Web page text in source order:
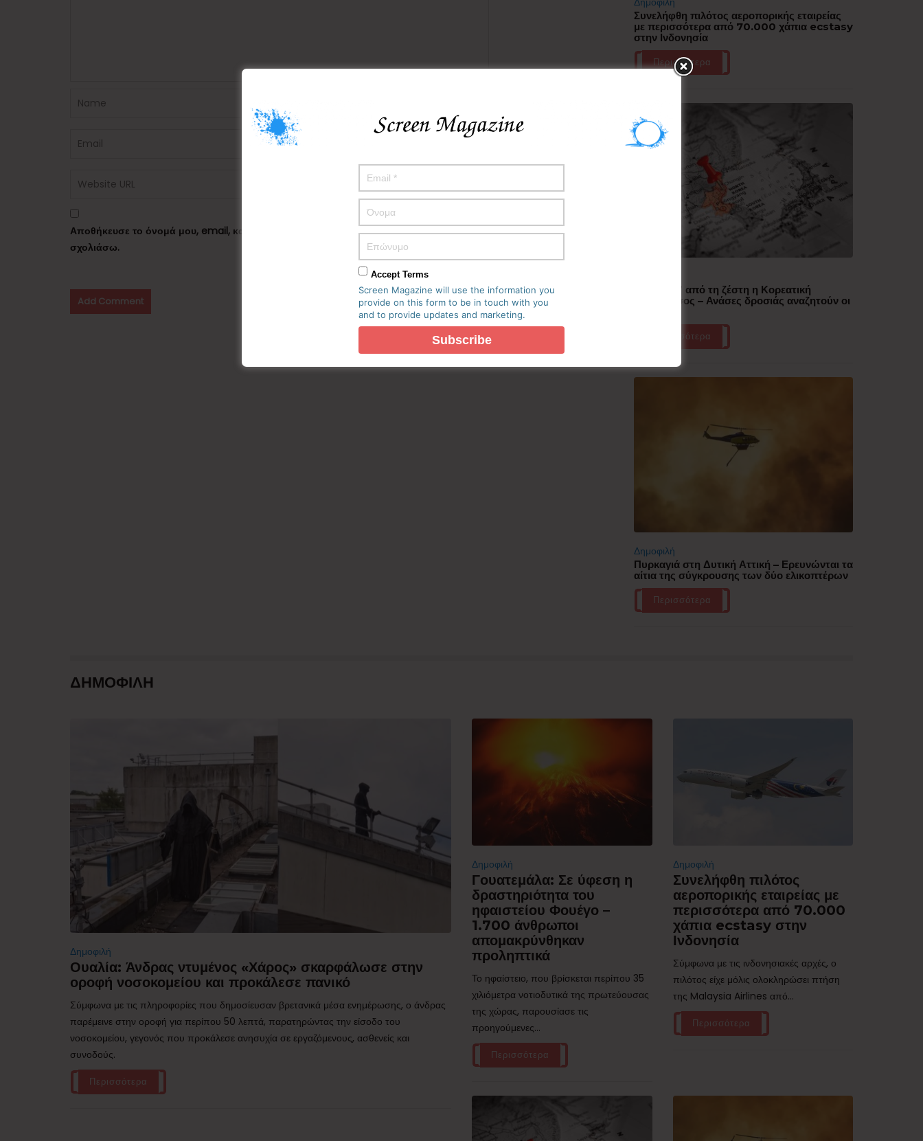
Αποθήκευσε το όνομά μου, email, και τον ιστότοπο μου σε αυτόν τον πλοηγό για την επόμενη φορά που θα
σχολιάσω.
Συνελήφθη πιλότος αεροπορικής εταιρείας
με περισσότερα από 70.000 χάπια ecstasy
στην Ινδονησία
Περισσότερα
“Έλιωσε” από τη ζέστη η Κορεατική
Χερσόνησος – Ανάσες δροσιάς αναζητούν οι
Περισσότερα
Δημοφιλή
Πυρκαγιά στη Δυτική Αττική – Ερευνώνται τα
αίτια της σύγκρουσης των δύο ελικοπτέρων
Περισσότερα
ΔΗΜΟΦΙΛΗ
Δημοφιλή
Ουαλία: Άνδρας ντυμένος «Χάρος» σκαρφάλωσε στην
οροφή νοσοκομείου και προκάλεσε πανικό
Σύμφωνα με τις πληροφορίες που δημοσίευσαν βρετανικά μέσα ενημέρωσης, ο άνδρας
παρέμεινε στην οροφή για περίπου 50 λεπτά, παρατηρώντας την είσοδο του
νοσοκομείου, γεγονός που προκάλεσε ανησυχία σε εργαζόμενους, ασθενείς και
συνοδούς.
Περισσότερα
Δημοφιλή
Γουατεμάλα: Σε ύφεση η
δραστηριότητα του
ηφαιστείου Φουέγο –
1.700 άνθρωποι
απομακρύνθηκαν
προληπτικά
Το ηφαίστειο, που βρίσκεται περίπου 35
χιλιόμετρα νοτιοδυτικά της πρωτεύουσας
της χώρας, παρουσίασε τις
προηγούμενες...
Περισσότερα
Δημοφιλή
Συνελήφθη πιλότος
αεροπορικής εταιρείας με
περισσότερα από 70.000
χάπια ecstasy στην
Ινδονησία
Σύμφωνα με τις ινδονησιακές αρχές, ο
πιλότος είχε μόλις ολοκληρώσει πτήση
της Malaysia Airlines από...
Περισσότερα
Accept Terms
Screen Magazine will use the information you
provide on this form to be in touch with you
and to provide updates and marketing.